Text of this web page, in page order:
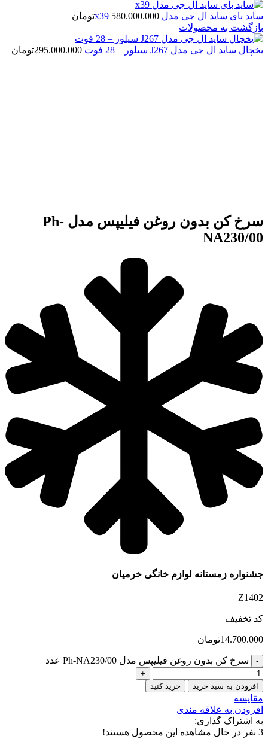
ساید بای ساید ال جی مدل x39 580.000.000
تومان
بازگشت به محصولات
یخچال ساید ال جی مدل J267 سیلور – 28 فوت 295.000.000تومان
سرخ کن بدون روغن فیلیپس مدل Ph-
NA230/00
جشنواره زمستانه لوازم خانگی خرمیان
Z1402
کد تخفیف
14.700.000تومان
سرخ کن بدون روغن فیلیپس مدل Ph-NA230/00 عدد
افزودن به سبد خرید خرید کنید
مقایسه
افزودن به علاقه مندی
به اشتراک گذاری:
3 نفر در حال مشاهده این محصول هستند!